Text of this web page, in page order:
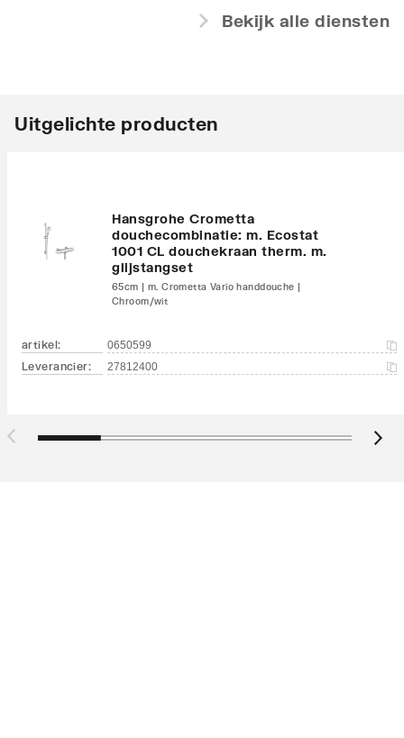
Bekijk alle diensten
Uitgelichte producten
Hansgrohe Crometta
douchecombinatie: m. Ecostat
1001 CL douchekraan therm. m.
glijstangset
65cm | m. Crometta Vario handdouche |
Chroom/wit
artikel: 0650599
Leverancier: 27812400